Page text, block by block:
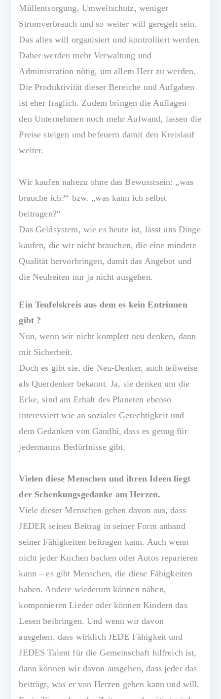
Müllentsorgung, Umweltschutz, weniger
Stromverbrauch und so weiter will geregelt sein.
Das alles will organisiert und kontrolliert werden.
Daher werden mehr Verwaltung und
Administration nötig, um allem Herr zu werden.
Die Produktivität dieser Bereiche und Aufgaben
ist eher fraglich. Zudem bringen die Auflagen
den Unternehmen noch mehr Aufwand, lassen die
Preise steigen und befeuern damit den Kreislauf
weiter.
Wir kaufen nahezu ohne das Bewusstsein: „was
brauche ich?“ bzw. „was kann ich selbst
beitragen?“
Das Geldsystem, wie es heute ist, lässt uns Dinge
kaufen, die wir nicht brauchen, die eine mindere
Qualität hervorbringen, damit das Angebot und
die Neuheiten nur ja nicht ausgehen.
Ein Teufelskreis aus dem es kein Entrinnen
gibt ?
Nun, wenn wir nicht komplett neu denken, dann
mit Sicherheit.
Doch es gibt sie, die Neu-Denker, auch teilweise
als Querdenker bekannt. Ja, sie denken um die
Ecke, sind am Erhalt des Planeten ebenso
interessiert wie an sozialer Gerechtigkeit und
dem Gedanken von Gandhi, dass es genug für
jedermanns Bedürfnisse gibt.
Vielen diese Menschen und ihren Ideen liegt
der Schenkungsgedanke am Herzen.
Viele dieser Menschen gehen davon aus, dass
JEDER seinen Beitrag in seiner Form anhand
seiner Fähigkeiten beitragen kann. Auch wenn
nicht jeder Kuchen backen oder Autos reparieren
kann – es gibt Menschen, die diese Fähigkeiten
haben. Andere wiederum können nähen,
komponieren Lieder oder können Kindern das
Lesen beibringen. Und wenn wir davon
ausgehen, dass wirklich JEDE Fähigkeit und
JEDES Talent für die Gemeinschaft hilfreich ist,
dann können wir davon ausgehen, dass jeder das
beiträgt, was er von Herzen geben kann und will.